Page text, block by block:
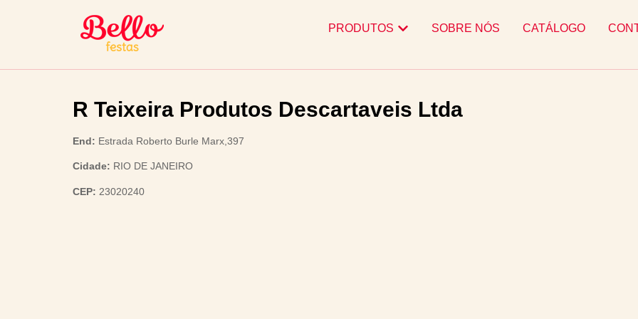
PRODUTOS SOBRE NÓS CATÁLOGO
R Teixeira Produtos Descartaveis Ltda
End: Estrada Roberto Burle Marx,397
Cidade: RIO DE JANEIRO
CEP: 23020240